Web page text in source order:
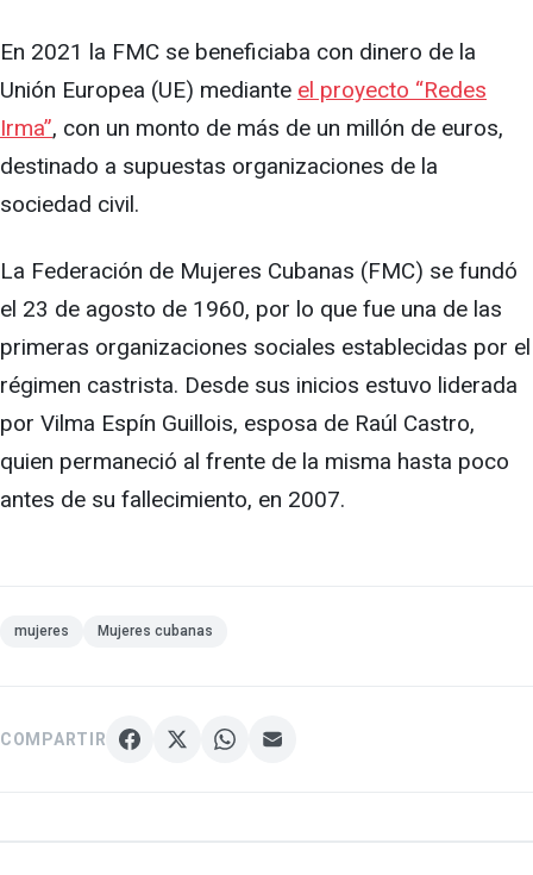
En 2021 la FMC se beneficiaba con dinero de la
Unión Europea (UE) mediante el proyecto “Redes
Irma”, con un monto de más de un millón de euros,
destinado a supuestas organizaciones de la
sociedad civil.
La Federación de Mujeres Cubanas (FMC) se fundó
el 23 de agosto de 1960, por lo que fue una de las
primeras organizaciones sociales establecidas por el
régimen castrista. Desde sus inicios estuvo liderada
por Vilma Espín Guillois, esposa de Raúl Castro,
quien permaneció al frente de la misma hasta poco
antes de su fallecimiento, en 2007.
mujeres Mujeres cubanas
COMPARTIR